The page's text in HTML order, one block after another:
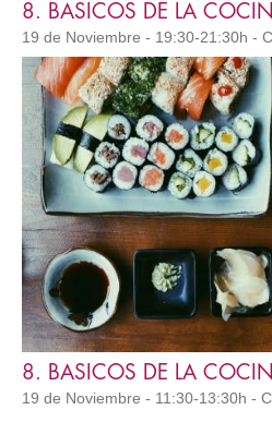
8. BASICOS DE LA
19 de Noviembre - 19:30-21:30h -
19 de Noviembre - 11:30-13:30h -